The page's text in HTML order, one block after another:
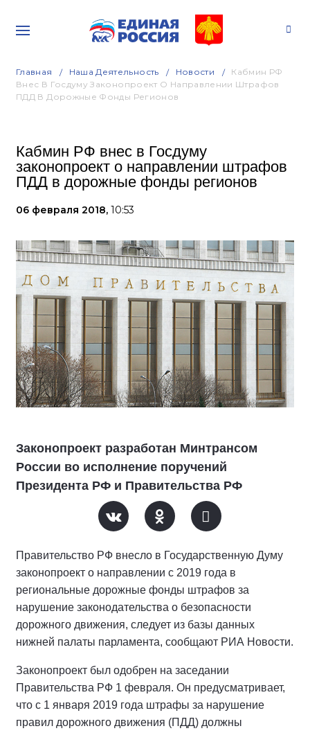
Главная Наша Деятельность Новости
Кабмин РФ
Внес В Госдуму Законопроект О Направлении Штрафов
ПДД В Дорожные Фонды Регионов
Кабмин РФ внес в Госдуму
законопроект о направлении штрафов
ПДД в дорожные фонды регионов
06 февраля 2018, 10:53
Законопроект разработан Минтрансом
России во исполнение поручений
Президента РФ и Правительства РФ
Правительство РФ внесло в Государственную Думу
законопроект о направлении с 2019 года в
региональные дорожные фонды штрафов за
нарушение законодательства о безопасности
дорожного движения, следует из базы данных
нижней палаты парламента, сообщают РИА Новости.
Законопроект был одобрен нa заседании
Правительства РФ 1 февраля. Он предусматривает,
что с 1 января 2019 года штрафы за нарушение
правил дорожного движения (ПДД) должны